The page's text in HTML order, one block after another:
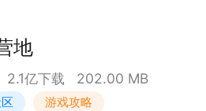
地
2.1亿下载 202.00 MB
游戏攻略